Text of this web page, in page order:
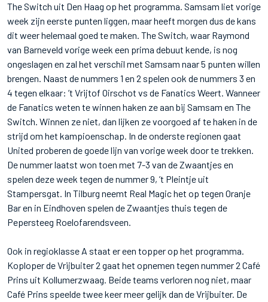
The Switch uit Den Haag op het programma. Samsam liet vorige
week zijn eerste punten liggen, maar heeft morgen dus de kans
dit weer helemaal goed te maken. The Switch, waar Raymond
van Barneveld vorige week een prima debuut kende, is nog
ongeslagen en zal het verschil met Samsam naar 5 punten willen
brengen. Naast de nummers 1 en 2 spelen ook de nummers 3 en
4 tegen elkaar: ’t Vrijtof Oirschot vs de Fanatics Weert. Wanneer
de Fanatics weten te winnen haken ze aan bij Samsam en The
Switch. Winnen ze niet, dan lijken ze voorgoed af te haken in de
strijd om het kampioenschap. In de onderste regionen gaat
United proberen de goede lijn van vorige week door te trekken.
De nummer laatst won toen met 7-3 van de Zwaantjes en
spelen deze week tegen de nummer 9, ’t Pleintje uit
Stampersgat. In Tilburg neemt Real Magic het op tegen Oranje
Bar en in Eindhoven spelen de Zwaantjes thuis tegen de
Pepersteeg Roelofarendsveen.
Ook in regioklasse A staat er een topper op het programma.
Koploper de Vrijbuiter 2 gaat het opnemen tegen nummer 2 Café
Prins uit Kollumerzwaag. Beide teams verloren nog niet, maar
Café Prins speelde twee keer meer gelijk dan de Vrijbuiter. De